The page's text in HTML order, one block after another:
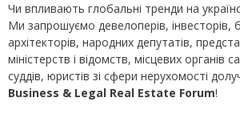
Чи впливають глобальні тренди на
Ми запрошуємо девелоперів, інвесторів,
архітекторів, народних депутатів,
міністерств і відомств, місцевих органів
суддів, юристів зі сфери нерухомості
Business & Legal Real Estate Forum!